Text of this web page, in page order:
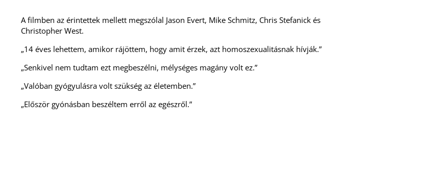
A filmben az érintettek mellett megszólal Jason Evert, Mike Schmitz, Chris Stefanick és
Christopher West.
„14 éves lehettem, amikor rájöttem, hogy amit érzek, azt homoszexualitásnak hívják.”
„Senkivel nem tudtam ezt megbeszélni, mélységes magány volt ez.”
„Valóban gyógyulásra volt szükség az életemben.”
„Először gyónásban beszéltem erről az egészről.”